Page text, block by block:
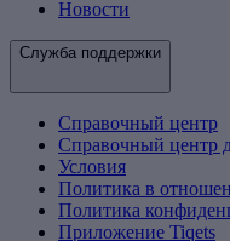
Новости
Служба поддержки
Справочный центр
Справочный центр
Условия
Политика в
Политика
Приложение Tiqets